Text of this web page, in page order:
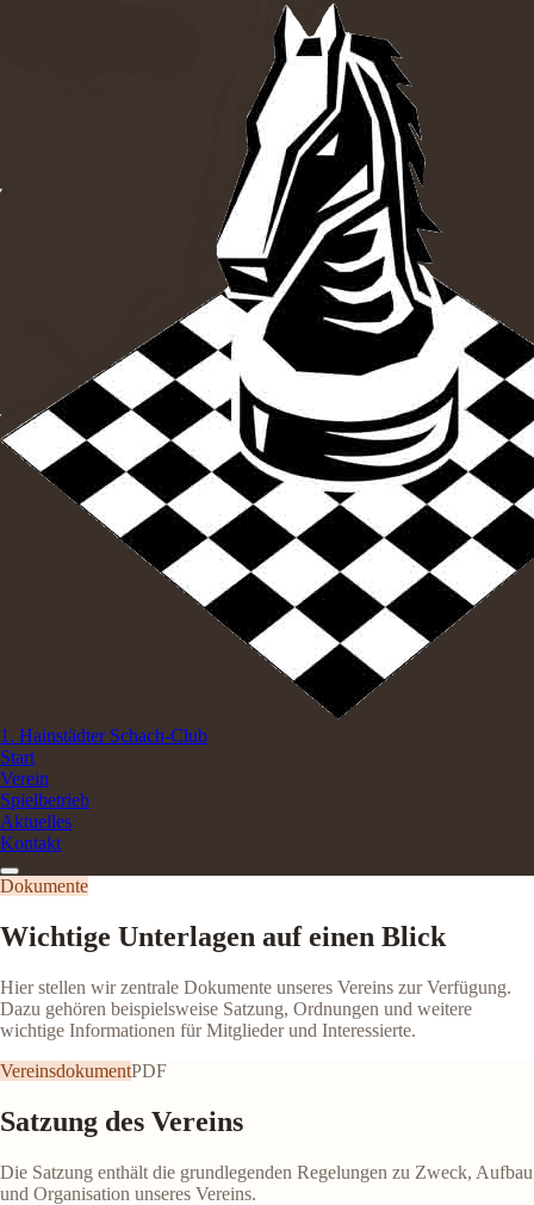
1. Hainstädter Schach-Club
Start
Verein
Spielbetrieb
Aktuelles
Kontakt
Dokumente
Wichtige Unterlagen auf einen Blick
Hier stellen wir zentrale Dokumente unseres Vereins zur Verfügung.
Dazu gehören beispielsweise Satzung, Ordnungen und weitere
wichtige Informationen für Mitglieder und Interessierte.
VereinsdokumentPDF
Satzung des Vereins
Die Satzung enthält die grundlegenden Regelungen zu Zweck, Aufbau
und Organisation unseres Vereins.